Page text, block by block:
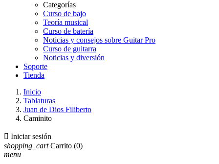
Categorías
Curso de bajo
Teoría musical
Curso de batería
Noticias y consejos sobre Guitar Pro
Curso de guitarra
Noticias y diversión
Soporte
Tienda
Inicio
Tablaturas
Juan de Dios Filiberto
Caminito
 Iniciar sesión
shopping_cart Carrito (0)
menu